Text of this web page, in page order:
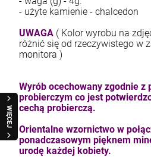
kam F granat okr 3
DO KOSZYKA
WIĘCEJ
- użyte kamienie - chalcedon
UWAGA ( Kolor wyrobu na
różnić się od rzeczywistego w
monitora )
Wyrób ocechowany zgodnie z
probierczym co jest
cechą probierczą.
Orientalne wzornictwo w
ponadczasowym pięknem
urodę każdej kobiety.